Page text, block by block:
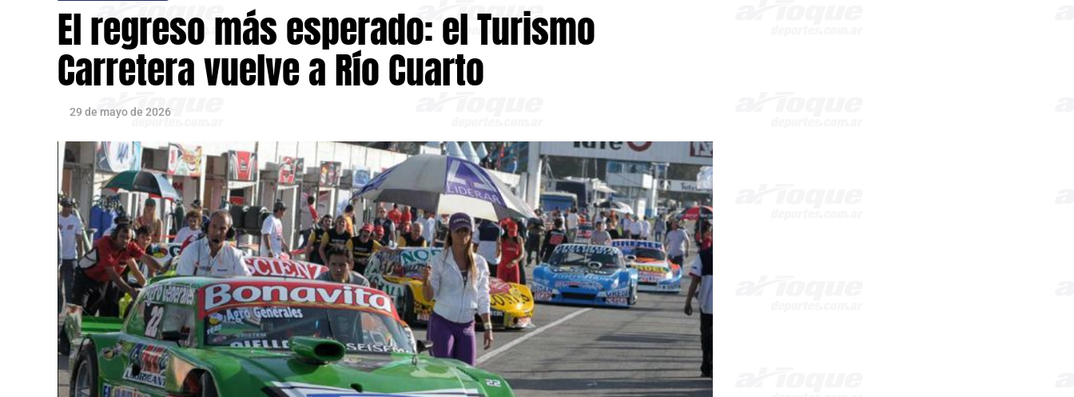
El regreso más esperado: el Turismo
Carretera vuelve a Río Cuarto
29 de mayo de 2026